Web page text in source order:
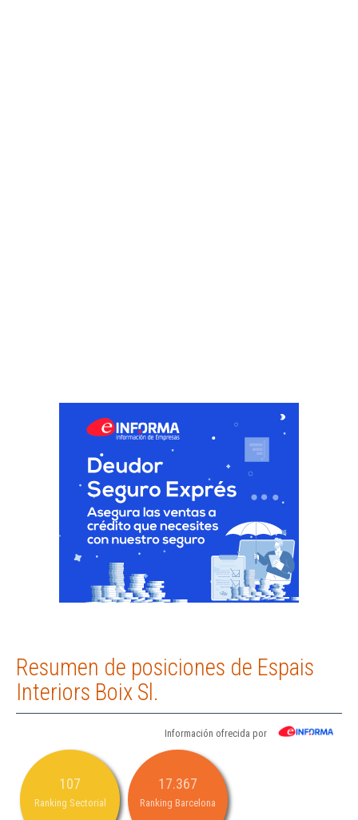
Resumen de posiciones de Espais
Interiors Boix Sl.
Información ofrecida por
107
Ranking Sectorial
17.367
Ranking Barcelona